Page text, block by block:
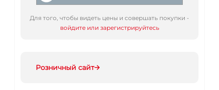
Для того, чтобы видеть цены и совершать покупки -
войдите или зарегистрируйтесь
Розничный сайт